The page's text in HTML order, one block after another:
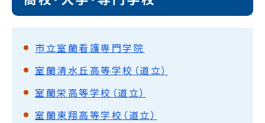
市立室蘭看護専門学院
室蘭清水丘高等学校（道立）
室蘭栄高等学校（道立）
室蘭東翔高等学校（道立）